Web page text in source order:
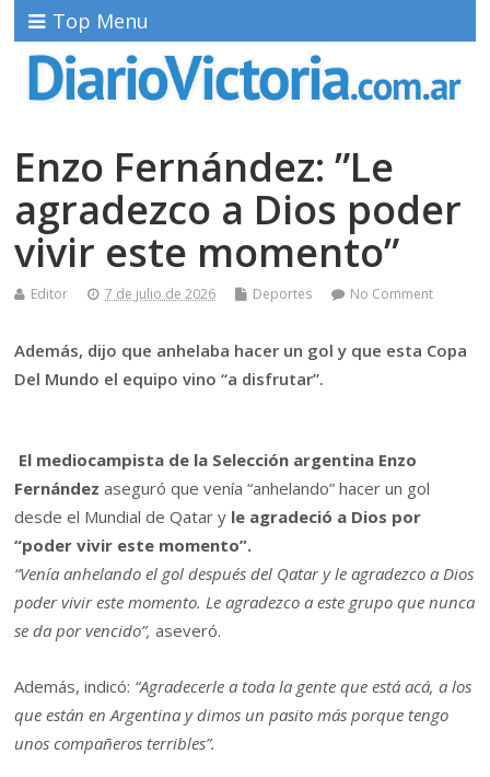
Top Menu
Enzo Fernández: ”Le
agradezco a Dios poder
vivir este momento”
Editor 7 de julio de 2026 Deportes No Comment
Además, dijo que anhelaba hacer un gol y que esta Copa
Del Mundo el equipo vino “a disfrutar”.
El mediocampista de la Selección argentina Enzo
Fernándezaseguró que venía “anhelando” hacer un gol
desde el Mundial de Qatar y le agradeció a Dios por
“poder vivir este momento”.
“Venía anhelando el gol después del Qatar y le agradezco a Dios
poder vivir este momento. Le agradezco a este grupo que nunca
se da por vencido”, aseveró.
Además, indicó: “Agradecerle a toda la gente que está acá, a los
que están en Argentina y dimos un pasito más porque tengo
unos compañeros terribles”.